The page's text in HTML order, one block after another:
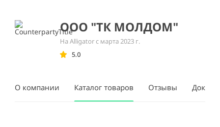
ООО "ТК МОЛДОМ"
На Alligator с марта 2023 г.
5.0
О компании Каталог товаров Отзывы